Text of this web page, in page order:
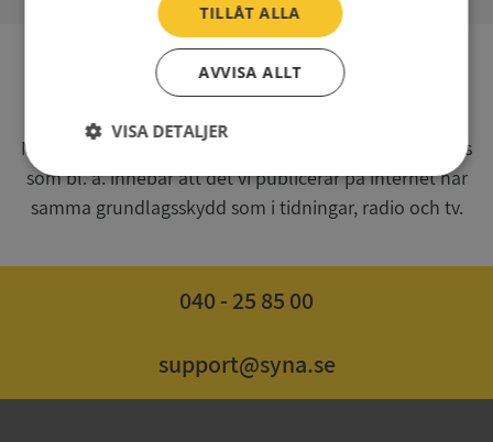
Syna har för webbplatsen www.syna.se ett av
Myndigheten för press, radio och tv s.k. utgivningsbevis
som bl. a. innebär att det vi publicerar på internet har
samma grundlagsskydd som i tidningar, radio och tv.
040 - 25 85 00
support@syna.se
TILLÅT ALLA
AVVISA ALLT
VISA DETALJER
Strikt
nödvändigt
Prestanda Inriktning